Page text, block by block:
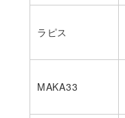
ラピス
MAKA33